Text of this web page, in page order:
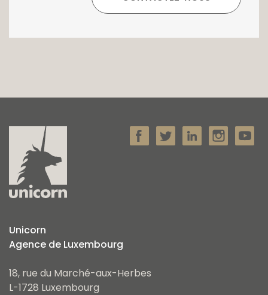
Unicorn
Agence de Luxembourg
18, rue du Marché-aux-Herbes
L-1728 Luxembourg